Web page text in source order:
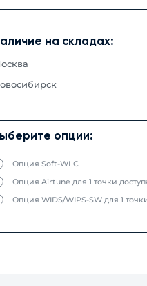
на складах:
опции:
Опция Soft-WLC
Опция Airtune для 1 точки
Опция WIDS/WIPS-SW для 1